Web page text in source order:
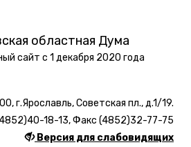
областная Дума
сайт с 1 декабря 2020 года
г.Ярославль, Советская пл., д.1/19.
18-13, Факс (4852)32-77-75
Версия для слабовидящих